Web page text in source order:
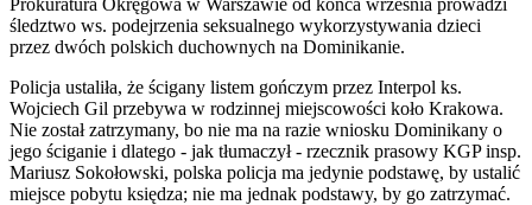
śledztwo ws. podejrzenia seksualnego wykorzystywania dzieci
przez dwóch polskich duchownych na Dominikanie.
Policja ustaliła, że ścigany listem gończym przez Interpol ks.
Wojciech Gil przebywa w rodzinnej miejscowości koło Krakowa.
Nie został zatrzymany, bo nie ma na razie wniosku Dominikany o
jego ściganie i dlatego - jak tłumaczył - rzecznik prasowy KGP insp.
Mariusz Sokołowski, polska policja ma jedynie podstawę, by ustalić
miejsce pobytu księdza; nie ma jednak podstawy, by go zatrzymać.